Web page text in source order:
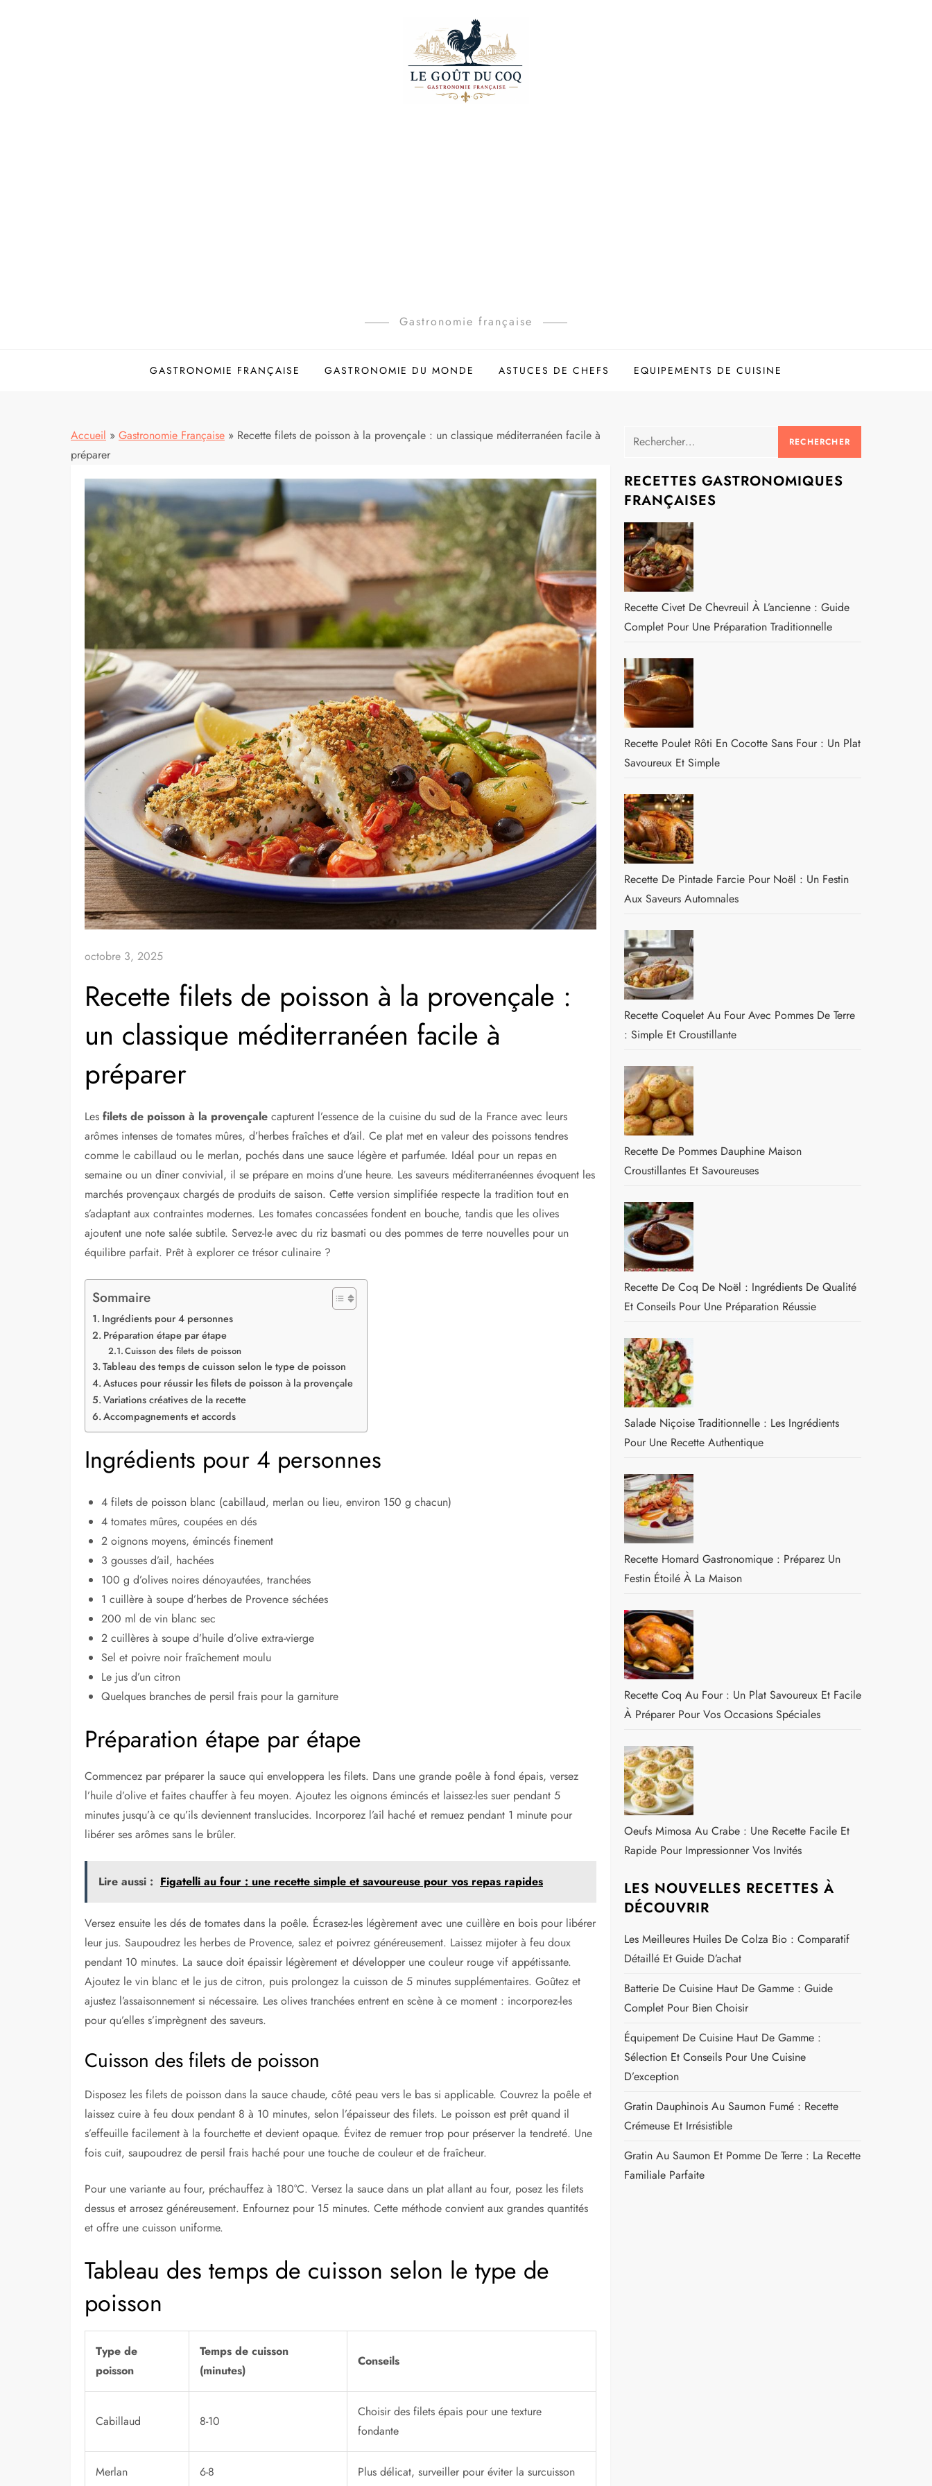
Gastronomie française
GASTRONOMIE FRANÇAISE GASTRONOMIE DU MONDE ASTUCES DE CHEFS EQUIPEMENTS DE CUISINE
Accueil » Gastronomie Française » Recette filets de poisson à la provençale : un classique méditerranéen facile à
préparer
octobre 3, 2025
Recette filets de poisson à la provençale :
un classique méditerranéen facile à
préparer
Les filets de poisson à la provençale capturent l’essence de la cuisine du sud de la France avec leurs
arômes intenses de tomates mûres, d’herbes fraîches et d’ail. Ce plat met en valeur des poissons tendres
comme le cabillaud ou le merlan, pochés dans une sauce légère et parfumée. Idéal pour un repas en
semaine ou un dîner convivial, il se prépare en moins d’une heure. Les saveurs méditerranéennes évoquent les
marchés provençaux chargés de produits de saison. Cette version simplifiée respecte la tradition tout en
s’adaptant aux contraintes modernes. Les tomates concassées fondent en bouche, tandis que les olives
ajoutent une note salée subtile. Servez-le avec du riz basmati ou des pommes de terre nouvelles pour un
équilibre parfait. Prêt à explorer ce trésor culinaire ?
Sommaire
Ingrédients pour 4 personnes
Préparation étape par étape
Cuisson des filets de poisson
Tableau des temps de cuisson selon le type de poisson
Astuces pour réussir les filets de poisson à la provençale
Variations créatives de la recette
Accompagnements et accords
Ingrédients pour 4 personnes
4 filets de poisson blanc (cabillaud, merlan ou lieu, environ 150 g chacun)
4 tomates mûres, coupées en dés
2 oignons moyens, émincés finement
3 gousses d’ail, hachées
100 g d’olives noires dénoyautées, tranchées
1 cuillère à soupe d’herbes de Provence séchées
200 ml de vin blanc sec
2 cuillères à soupe d’huile d’olive extra-vierge
Sel et poivre noir fraîchement moulu
Le jus d’un citron
Quelques branches de persil frais pour la garniture
Préparation étape par étape
Commencez par préparer la sauce qui enveloppera les filets. Dans une grande poêle à fond épais, versez
l’huile d’olive et faites chauffer à feu moyen. Ajoutez les oignons émincés et laissez-les suer pendant 5
minutes jusqu’à ce qu’ils deviennent translucides. Incorporez l’ail haché et remuez pendant 1 minute pour
libérer ses arômes sans le brûler.
Lire aussi : Figatelli au four : une recette simple et savoureuse pour vos repas rapides
Versez ensuite les dés de tomates dans la poêle. Écrasez-les légèrement avec une cuillère en bois pour libérer
leur jus. Saupoudrez les herbes de Provence, salez et poivrez généreusement. Laissez mijoter à feu doux
pendant 10 minutes. La sauce doit épaissir légèrement et développer une couleur rouge vif appétissante.
Ajoutez le vin blanc et le jus de citron, puis prolongez la cuisson de 5 minutes supplémentaires. Goûtez et
ajustez l’assaisonnement si nécessaire. Les olives tranchées entrent en scène à ce moment : incorporez-les
pour qu’elles s’imprègnent des saveurs.
Cuisson des filets de poisson
Disposez les filets de poisson dans la sauce chaude, côté peau vers le bas si applicable. Couvrez la poêle et
laissez cuire à feu doux pendant 8 à 10 minutes, selon l’épaisseur des filets. Le poisson est prêt quand il
s’effeuille facilement à la fourchette et devient opaque. Évitez de remuer trop pour préserver la tendreté. Une
fois cuit, saupoudrez de persil frais haché pour une touche de couleur et de fraîcheur.
Pour une variante au four, préchauffez à 180°C. Versez la sauce dans un plat allant au four, posez les filets
dessus et arrosez généreusement. Enfournez pour 15 minutes. Cette méthode convient aux grandes quantités
et offre une cuisson uniforme.
Tableau des temps de cuisson selon le type de
poisson
Type de
poisson
Temps de cuisson
(minutes)
Conseils
Cabillaud 8-10
Choisir des filets épais pour une texture
fondante
Merlan 6-8 Plus délicat, surveiller pour éviter la surcuisson
Rechercher :
RECETTES GASTRONOMIQUES
FRANÇAISES
Recette Civet De Chevreuil À L’ancienne : Guide
Complet Pour Une Préparation Traditionnelle
Recette Poulet Rôti En Cocotte Sans Four : Un Plat
Savoureux Et Simple
Recette De Pintade Farcie Pour Noël : Un Festin
Aux Saveurs Automnales
Recette Coquelet Au Four Avec Pommes De Terre
: Simple Et Croustillante
Recette De Pommes Dauphine Maison
Croustillantes Et Savoureuses
Recette De Coq De Noël : Ingrédients De Qualité
Et Conseils Pour Une Préparation Réussie
Salade Niçoise Traditionnelle : Les Ingrédients
Pour Une Recette Authentique
Recette Homard Gastronomique : Préparez Un
Festin Étoilé À La Maison
Recette Coq Au Four : Un Plat Savoureux Et Facile
À Préparer Pour Vos Occasions Spéciales
Oeufs Mimosa Au Crabe : Une Recette Facile Et
Rapide Pour Impressionner Vos Invités
LES NOUVELLES RECETTES À
DÉCOUVRIR
Les Meilleures Huiles De Colza Bio : Comparatif
Détaillé Et Guide D’achat
Batterie De Cuisine Haut De Gamme : Guide
Complet Pour Bien Choisir
Équipement De Cuisine Haut De Gamme :
Sélection Et Conseils Pour Une Cuisine
D’exception
Gratin Dauphinois Au Saumon Fumé : Recette
Crémeuse Et Irrésistible
Gratin Au Saumon Et Pomme De Terre : La Recette
Familiale Parfaite